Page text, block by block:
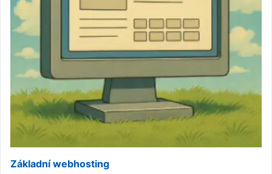
Základní webhosting